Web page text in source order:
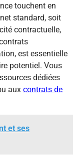
touchent en
standard, soit
contractuelle,
est essentielle
potentiel. Vous
dédiées
aux contrats de
et ses